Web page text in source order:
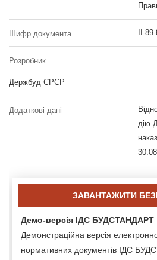
Шифр документа II-
Розробник
Держбуд СРСР
Додаткові дані
дію
ЗАВАНТАЖИТИ
Демо-версія ІДС БУДСТАНДАРТ
Демонстраційна версія
нормативних документів ІДС